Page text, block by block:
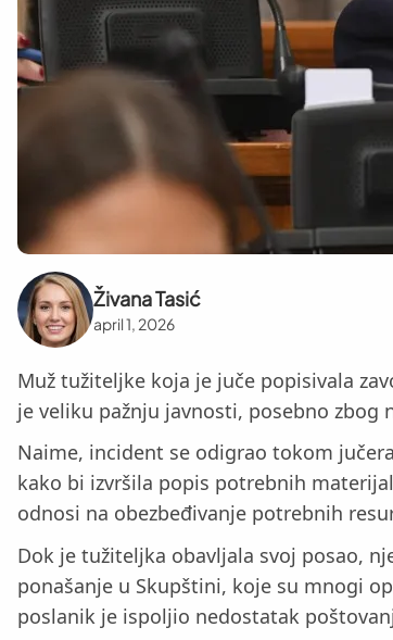
Živana Tasić
april 1, 2026
Muž tužiteljke koja je juče popisivala
je veliku pažnju javnosti, posebno
Naime, incident se odigrao tokom
kako bi izvršila popis potrebnih
odnosi na obezbeđivanje potrebnih
Dok je tužiteljka obavljala svoj posao,
ponašanje u Skupštini, koje su mnogi
poslanik je ispoljio nedostatak